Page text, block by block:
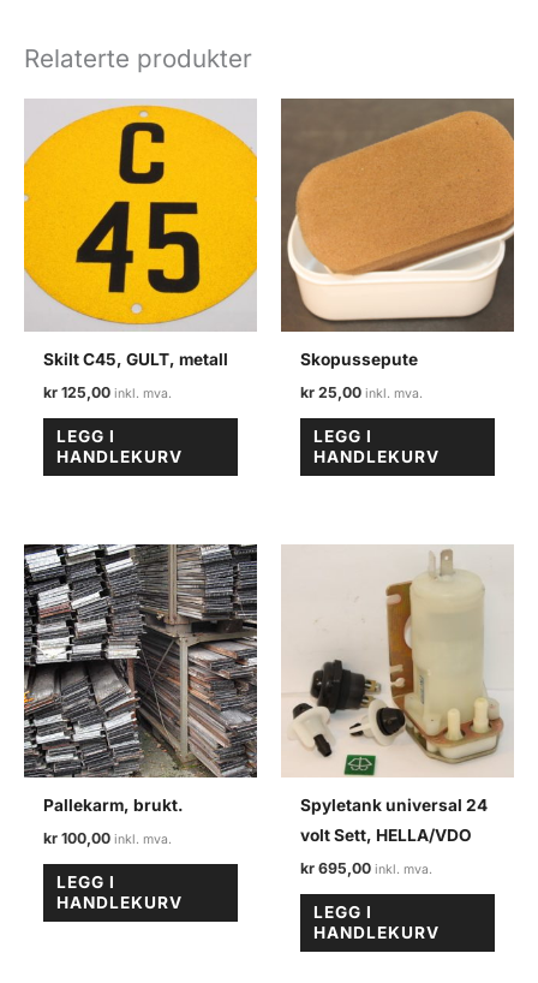
antall
Relaterte produkter
Skilt C45, GULT, metall
kr 125,00
LEGG I
HANDLEKURV
Skopussepute
kr 25,00
LEGG I
HANDLEKURV
Pallekarm, brukt.
kr 100,00
LEGG I
HANDLEKURV
Spyletank universal 24
volt Sett, HELLA/VDO
kr 695,00
LEGG I
HANDLEKURV